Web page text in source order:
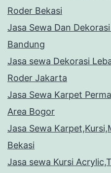
Roder Bekasi
Jasa Sewa Dan
Bandung
Jasa sewa Dekorasi
Roder Jakarta
Jasa Sewa Karpet
Area Bogor
Jasa Sewa
Bekasi
Jasa sewa Kursi